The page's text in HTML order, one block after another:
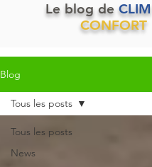
Le blog de CLIM
CONFORT
Blog
Tous les posts
News
Tous les posts